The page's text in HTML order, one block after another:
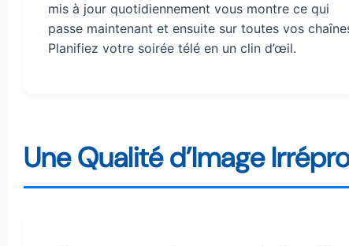
mis à jour quotidiennement vous montre ce qui
passe maintenant et ensuite sur toutes vos
Planifiez votre soirée télé en un clin d’œil.
Une Qualité d’Image